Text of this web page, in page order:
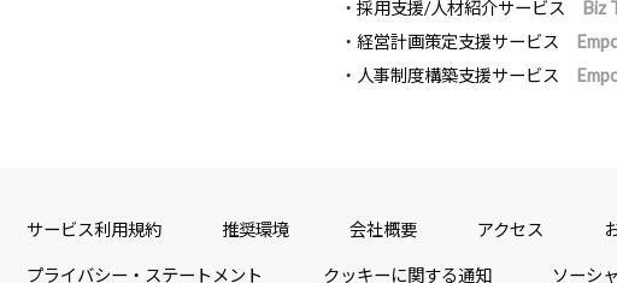
採用支援/人材紹介サービス
Biz
経営計画策定支援サービス
人事制度構築支援サービス
サービス利用規約 推奨環境 会社概要 アクセス
プライバシー・ステートメント クッキーに関する通知 ソーシ